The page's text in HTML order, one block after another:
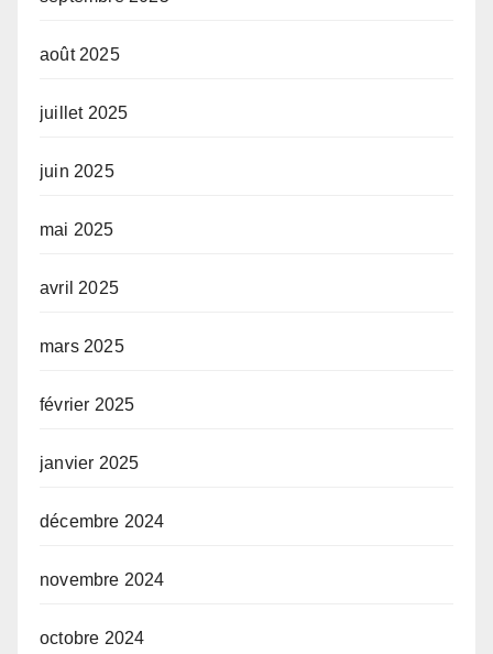
août 2025
juillet 2025
juin 2025
mai 2025
avril 2025
mars 2025
février 2025
janvier 2025
décembre 2024
novembre 2024
octobre 2024